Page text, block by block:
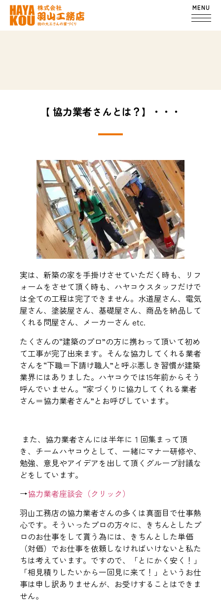
MENU
【 協力業者さんとは？】・・・
実は、新築の家を手掛けさせていただく時も、リフ
ォームをさせて頂く時も、ハヤコウスタッフだけで
は全ての工程は完了できません。水道屋さん、電気
屋さん、塗装屋さん、基礎屋さん、商品を納品して
くれる問屋さん、メーカーさん etc.
たくさんの“建築のプロ”の方に携わって頂いて初め
て工事が完了出来ます。そんな協力してくれる業者
さんを“下職＝下請け職人”と呼ぶ悪しき習慣が建築
業界にはありました。 ハヤコウでは15年前からそう
呼んでいません。 “家づくりに協力してくれる業者
さん＝協力業者さん”とお呼びしています。
また、協力業者さんには半年に１回集まって頂
き、チームハヤコウとして、一緒にマナー研修や、
勉強、意見やアイデアを出して頂くグループ討議な
どをしています。
→協力業者座談会（クリック）
羽山工務店の協力業者さんの多くは真面目で仕事熱
心です。そういったプロの方々に、きちんとしたプ
ロのお仕事をして貰う為には、きちんとした単価
（対価）でお仕事を依頼しなければいけないと私た
ちは考えています。ですので、「とにかく安く！」
「相見積りしたいから一回見に来て！」というお仕
事は申し訳ありませんが、お受けすることはできま
せん。